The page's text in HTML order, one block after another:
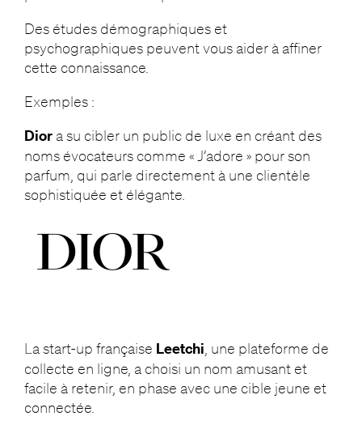
Des études démographiques et
psychographiques peuvent vous aider à affiner
cette connaissance.
Exemples :
Diora su cibler un public de luxe en créant des
noms évocateurs comme « J’adore » pour son
parfum, qui parle directement à une clientèle
sophistiquée et élégante.
La start-up française Leetchi , une plateforme de
collecte en ligne, a choisi un nom amusant et
facile à retenir, en phase avec une cible jeune et
connectée.